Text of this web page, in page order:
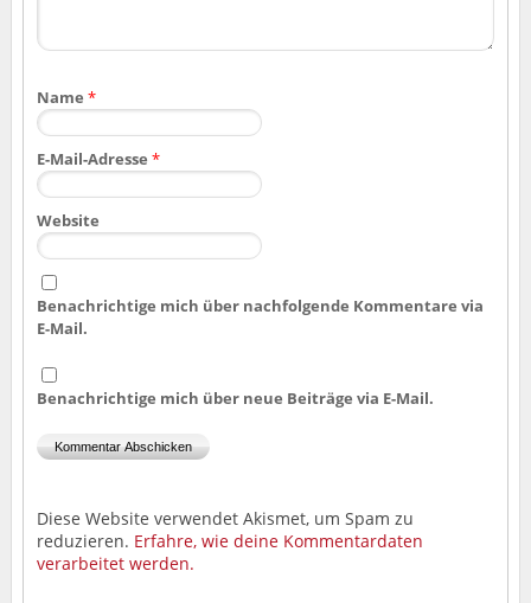
Name *
E-Mail-Adresse *
Website
Benachrichtige mich über nachfolgende Kommentare via
E-Mail.
Benachrichtige mich über neue Beiträge via E-Mail.
Diese Website verwendet Akismet, um Spam zu
reduzieren. Erfahre, wie deine Kommentardaten
verarbeitet werden.